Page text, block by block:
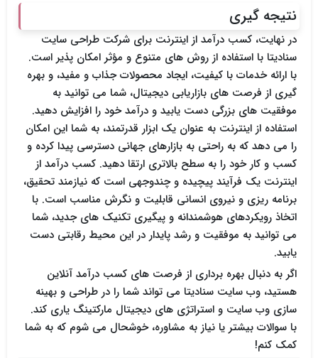
نتیجه گیری
در نهایت، کسب درآمد از اینترنت برای شرکت طراحی سایت
سنادیتا با استفاده از روش های متنوع و مؤثر امکان پذیر است.
با ارائه خدمات با کیفیت، ایجاد محصولات جذاب و مفید، و بهره
گیری از فرصت های بازاریابی دیجیتال، شما می توانید به
موفقیت های بزرگی دست یابید و درآمد خود را افزایش دهید.
استفاده از اینترنت به عنوان یک ابزار قدرتمند، به شما این امکان
را می دهد که به راحتی به بازارهای جهانی دسترسی پیدا کرده و
کسب و کار خود را به سطح بالاتری ارتقا دهید. کسب درآمد از
اینترنت یک فرآیند پیچیده و چندوجهی است که نیازمند تحقیق،
برنامه ریزی و نیروی انسانی قابلیت و نگرش مناسب است. با
اتخاذ رویکردهای هوشمندانه و پیگیری تکنیک های جدید، شما
می توانید به موفقیت و رشد پایدار در این محیط رقابتی دست
یابید.
اگر به دنبال بهره برداری از فرصت های کسب درآمد آنلاین
هستید، وب سایت سنادیتا می تواند شما را در طراحی و بهینه
سازی وب سایت و استراتژی های دیجیتال مارکتینگ یاری کند.
با سوالات بیشتر یا نیاز به مشاوره، خوشحال می شوم که به شما
کمک کنم!